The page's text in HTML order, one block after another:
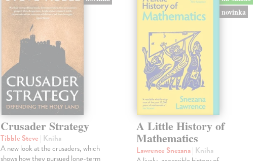
Crusader Strategy
Tibble Steve | Kniha
A new look at the crusaders, which
shows how they pursued long-term
novinka
A Little History of
Mathematics
Lawrence Snezana| Kniha